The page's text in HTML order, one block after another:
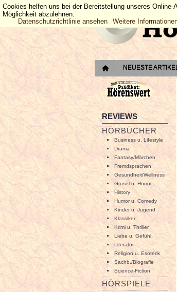
NEUESTE
REVIEWS
HÖRBÜCHER
Business u. Lifestyle
Drama
Fantasy/Märchen
Fremdsprachen
Gesundheit/Wellness
Grusel u. Horror
History
Humor u. Comedy
Kinder u. Jugend
Klassiker
Krimi u. Thriller
Liebe u. Gefühl
Literatur
Religion u. Esoterik
Sachb./Biografie
Science-Fiction
HÖRSPIELE
Cookies helfen uns bei der Bereitstellung unseres
Möglichkeit abzulehnen.
Datenschutzrichtlinie ansehen
Weitere